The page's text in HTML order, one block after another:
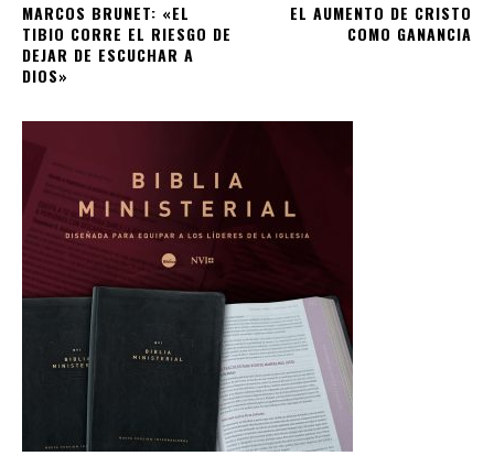
MARCOS BRUNET: «EL
TIBIO CORRE EL RIESGO DE
DEJAR DE ESCUCHAR A
DIOS»
EL AUMENTO DE CRISTO
COMO GANANCIA